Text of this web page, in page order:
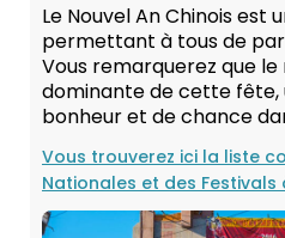
Le Nouvel An Chinois est
permettant à tous de
Vous remarquerez que
dominante de cette fête,
bonheur et de chance
Vous trouverez ici la liste
Nationales et des Festivals